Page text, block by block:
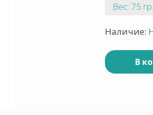
Вес: 75 гр.
Наличие:
В